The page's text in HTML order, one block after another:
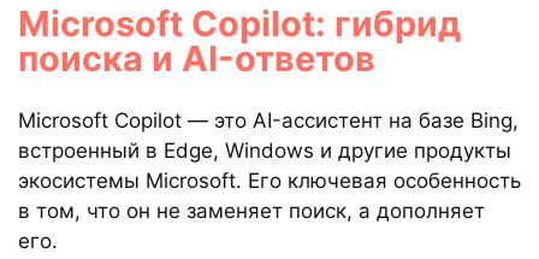
Microsoft Copilot: гибрид
поиска и AI-ответов
Microsoft Copilot — это AI-ассистент на базе Bing,
встроенный в Edge, Windows и другие продукты
экосистемы Microsoft. Его ключевая особенность
в том, что он не заменяет поиск, а дополняет
его.